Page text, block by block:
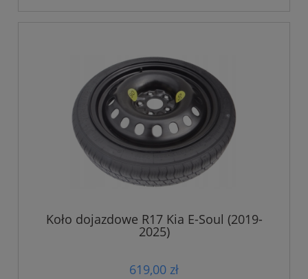
Koło dojazdowe R17 Kia E-Soul (2019-
2025)
619,00 zł